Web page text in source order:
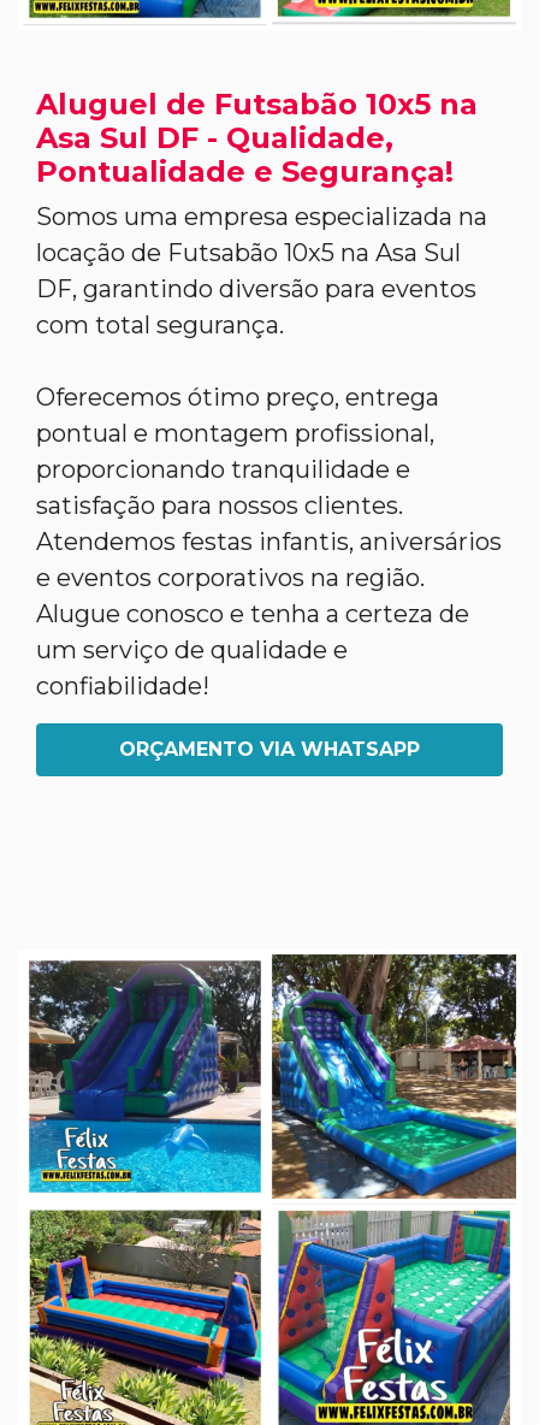
Aluguel de Futsabão 10x5 na
Asa Sul DF - Qualidade,
Pontualidade e Segurança!
Somos uma empresa especializada na
locação de Futsabão 10x5 na Asa Sul
DF, garantindo diversão para eventos
com total segurança.
Oferecemos ótimo preço, entrega
pontual e montagem profissional,
proporcionando tranquilidade e
satisfação para nossos clientes.
Atendemos festas infantis, aniversários
e eventos corporativos na região.
Alugue conosco e tenha a certeza de
um serviço de qualidade e
confiabilidade!
ORÇAMENTO VIA WHATSAPP